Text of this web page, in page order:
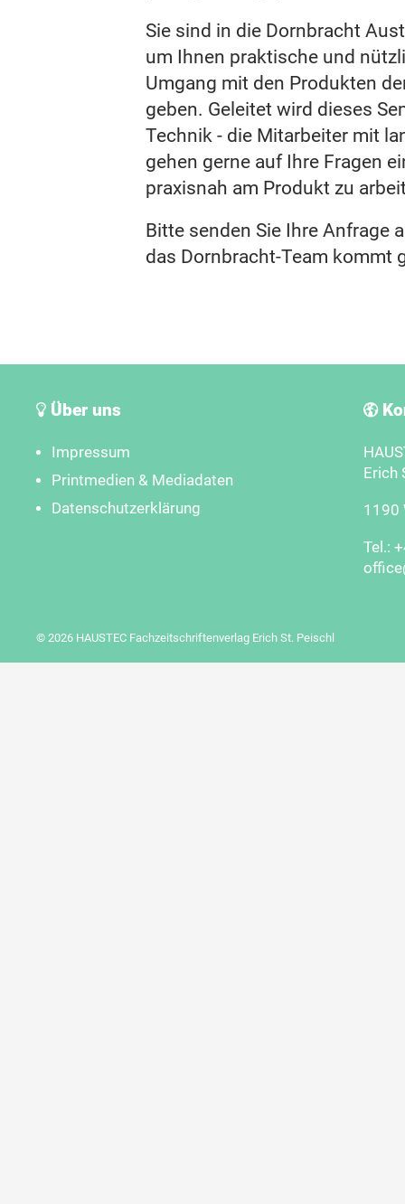
Sie sind in die Dornbracht
um Ihnen praktische und
Umgang mit den Produkten
geben. Geleitet wird dieses
Technik - die Mitarbeiter mit
gehen gerne auf Ihre Fragen
praxisnah am Produkt zu
Bitte senden Sie Ihre Anfrage
das Dornbracht-Team kommt
Über uns
Impressum
Printmedien & Mediadaten
Datenschutzerklärung
Erich
1190
Tel.:
© 2026 HAUSTEC Fachzeitschriftenverlag Erich St. Peischl